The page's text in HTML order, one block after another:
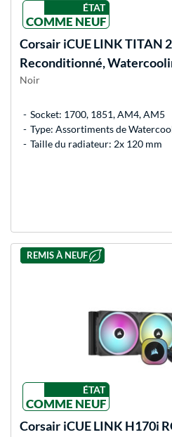
ÉTAT
COMME NEUF
Corsair iCUE LINK TITAN
Reconditionné,
Noir
Socket: 1700, 1851, AM4, AM5
Type: Assortiments de
Taille du radiateur: 2x 120 mm
REMIS À NEUF
ÉTAT
COMME NEUF
Corsair iCUE LINK H170i